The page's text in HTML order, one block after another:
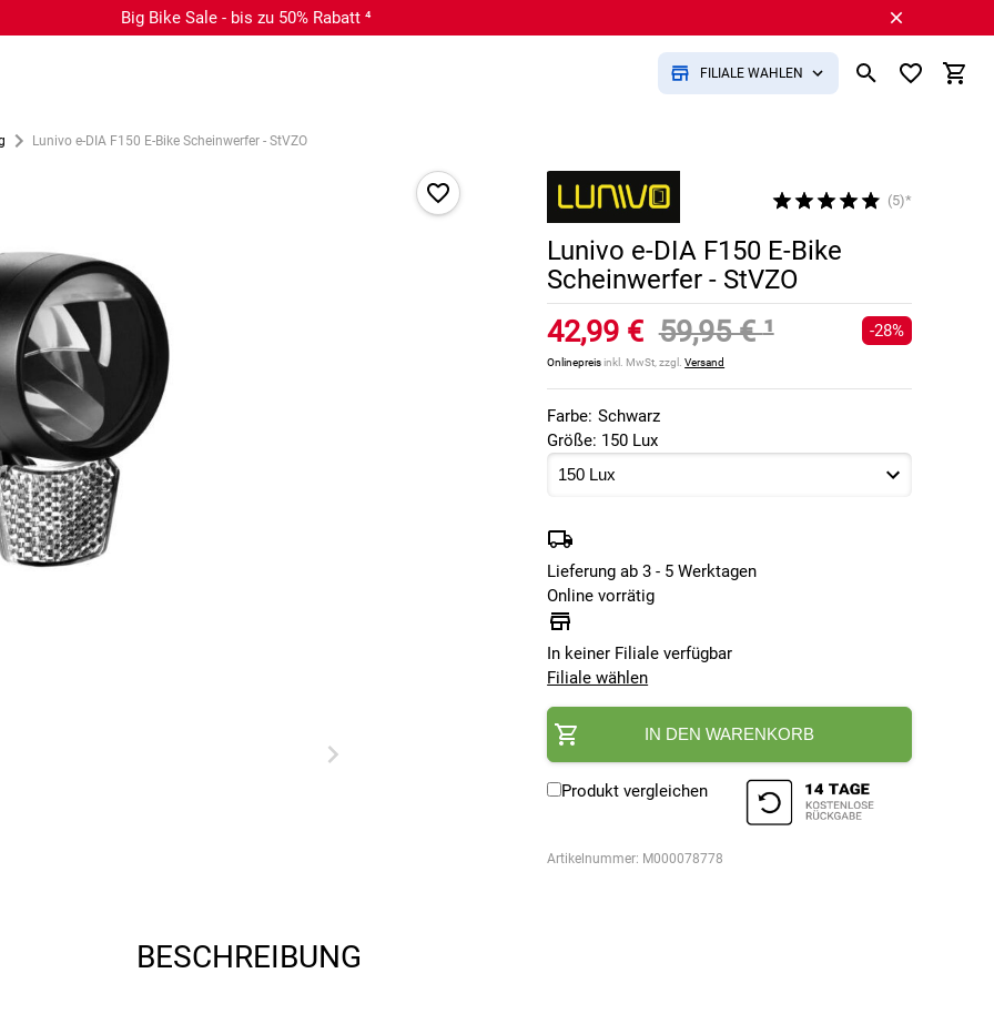
Big Bike Sale - bis zu 50% Rabatt ⁴
FILIALE WÄHLEN
Lunivo e-DIA F150 E-Bike Scheinwerfer - StVZO
(5)*
Lunivo e-DIA F150 E-Bike
Scheinwerfer - StVZO
42,99 € 59,95 €¹
Onlinepreisinkl. MwSt, zzgl.Versand
-28%
Farbe: Schwarz
Größe: 150 Lux
Lieferung ab 3 - 5 Werktagen
Online vorrätig
In keiner Filiale verfügbar
Filiale wählen
IN DEN WARENKORB
Produkt vergleichen
Artikelnummer: M000078778
BESCHREIBUNG